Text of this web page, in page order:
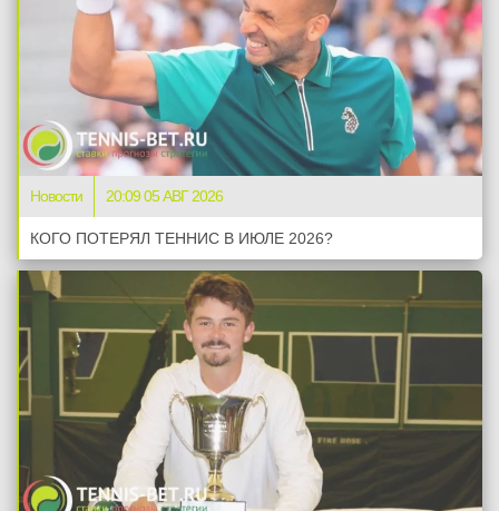
Новости 20:09 05 АВГ 2026
КОГО ПОТЕРЯЛ ТЕННИС В ИЮЛЕ 2026?